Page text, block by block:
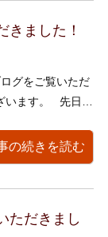
ゴミの片付 ...
きました！
グをご覧いただ
います。 先日は
器、伊万里焼、
いただきまし
の続きを読む
ただきまし